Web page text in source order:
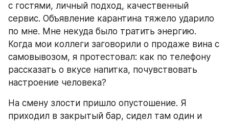
с гостями, личный подход, качественный
сервис. Объявление карантина тяжело ударило
по мне. Мне некуда было тратить энергию.
Когда мои коллеги заговорили о продаже вина с
самовывозом, я протестовал: как по телефону
рассказать о вкусе напитка, почувствовать
настроение человека?
На смену злости пришло опустошение. Я
приходил в закрытый бар, сидел там один и